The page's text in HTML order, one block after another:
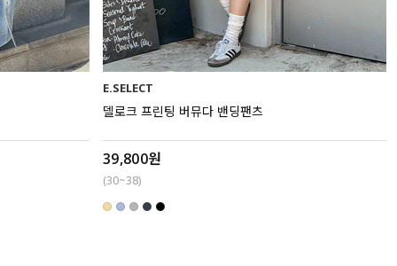
E.SELECT
델로크 프린팅 버뮤다 밴딩팬츠
39,800원
(30~38)